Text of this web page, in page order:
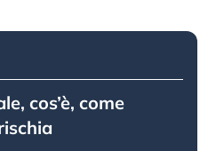
cos’è, come